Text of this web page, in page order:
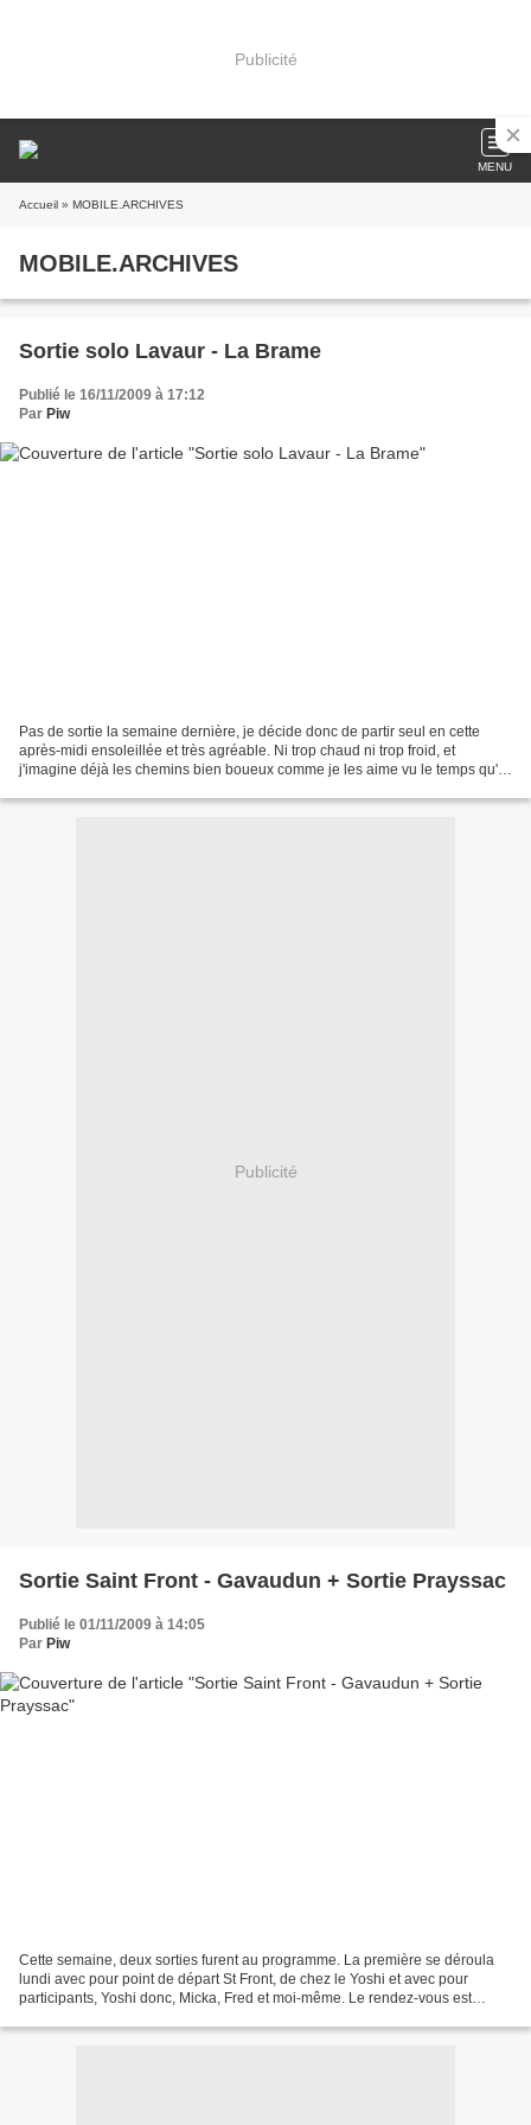
Publicité
MENU
Accueil » MOBILE.ARCHIVES
MOBILE.ARCHIVES
Sortie solo Lavaur - La Brame
Publié le 16/11/2009 à 17:12
Par Piw
Pas de sortie la semaine dernière, je décide donc de partir seul en cette
après-midi ensoleillée et très agréable. Ni trop chaud ni trop froid, et
j'imagine déjà les chemins bien boueux comme je les aime vu le temps qu'il
Publicité
Sortie Saint Front - Gavaudun + Sortie Prayssac
Publié le 01/11/2009 à 14:05
Par Piw
Cette semaine, deux sorties furent au programme. La première se déroula
lundi avec pour point de départ St Front, de chez le Yoshi et avec pour
participants, Yoshi donc, Micka, Fred et moi-même. Le rendez-vous est